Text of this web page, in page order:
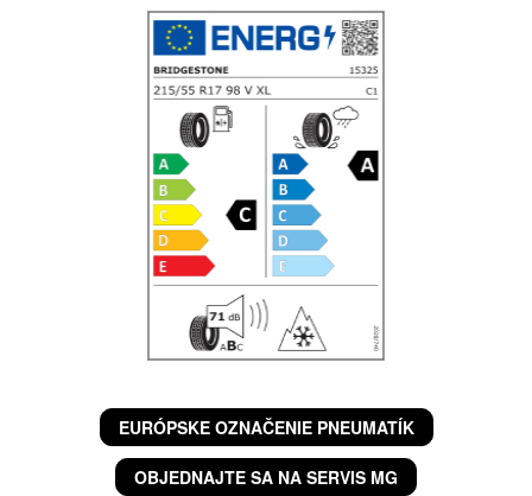
EURÓPSKE OZNAČENIE PNEUMATÍK
OBJEDNAJTE SA NA SERVIS MG